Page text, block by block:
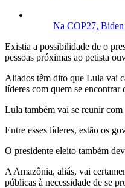
Na COP27, Biden
Existia a possibilidade de o
pessoas próximas ao petista
Aliados têm dito que Lula vai
líderes com quem se encontrar
Lula também vai se reunir com
Entre esses líderes, estão os
O presidente eleito também
A Amazônia, aliás, vai
públicas à necessidade de se